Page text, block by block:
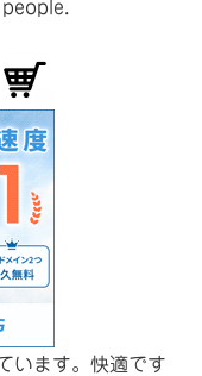
います。快適です